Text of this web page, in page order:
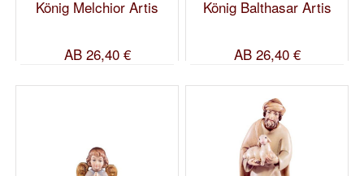
König Melchior Artis
AB26,40 €
König Balthasar Artis
AB26,40 €